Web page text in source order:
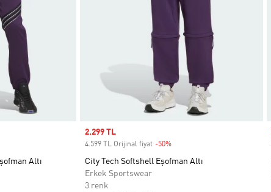
Altı
Sale price
2.299 TL
4.599 TL Orijinal fiyat -50%
City Tech Softshell Eşofman Altı
Erkek Sportswear
3 renk